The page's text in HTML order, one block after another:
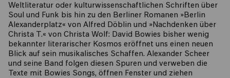
Weltliteratur oder kulturwissenschaftlichen Schriften über
Soul und Funk bis hin zu den Berliner Romanen »Berlin
Alexanderplatz« von Alfred Döblin und »Nachdenken über
Christa T.« von Christa Wolf: David Bowies bisher wenig
bekannter literarischer Kosmos eröffnet uns einen neuen
Blick auf sein musikalisches Schaffen. Alexander Scheer
und seine Band folgen diesen Spuren und verweben die
Texte mit Bowies Songs, öffnen Fenster und ziehen